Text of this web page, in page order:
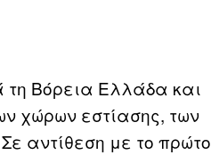
τη Βόρεια Ελλάδα και
χώρων εστίασης, των
αντίθεση με το πρώτο